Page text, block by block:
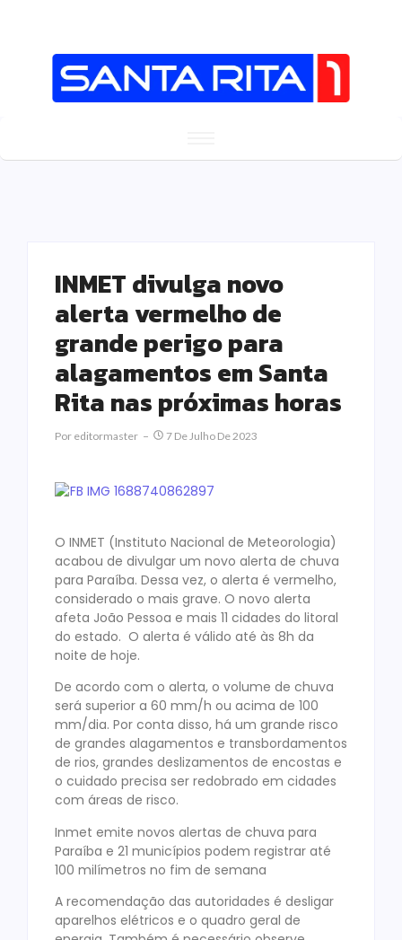
INMET divulga novo
alerta vermelho de
grande perigo para
alagamentos em Santa
Rita nas próximas horas
Por Editormaster 7 De Julho De 2023
O INMET (Instituto Nacional de Meteorologia)
acabou de divulgar um novo alerta de chuva
para Paraíba. Dessa vez, o alerta é vermelho,
considerado o mais grave. O novo alerta
afeta João Pessoa e mais 11 cidades do litoral
do estado. O alerta é válido até às 8h da
noite de hoje.
De acordo com o alerta, o volume de chuva
será superior a 60 mm/h ou acima de 100
mm/dia. Por conta disso, há um grande risco
de grandes alagamentos e transbordamentos
de rios, grandes deslizamentos de encostas e
o cuidado precisa ser redobrado em cidades
com áreas de risco.
Inmet emite novos alertas de chuva para
Paraíba e 21 municípios podem registrar até
100 milímetros no fim de semana
A recomendação das autoridades é desligar
aparelhos elétricos e o quadro geral de